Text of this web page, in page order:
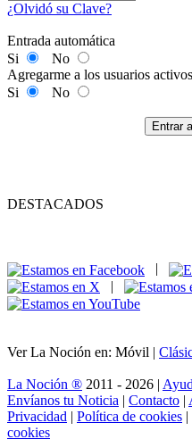
¿Olvidó su Clave?
Entrada automática
Si
No
Agregarme a los usuarios activos
Si
No
Entrar
DESTACADOS
|
Ver La Noción en: Móvil |
La Noción ® 2011 - 2026 |
Envíanos tu Noticia | Contacto |
Privacidad | Política de cookies |
cookies